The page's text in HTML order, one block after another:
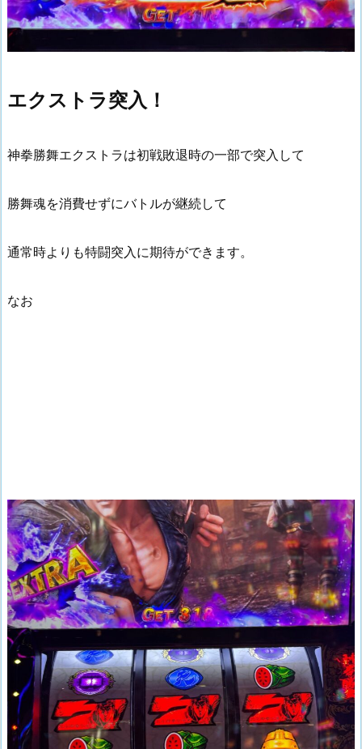
エクストラ突入！
神拳勝舞エクストラは初戦敗退時の一部で突入して
勝舞魂を消費せずにバトルが継続して
通常時よりも特闘突入に期待ができます。
なお